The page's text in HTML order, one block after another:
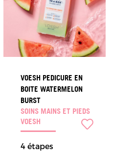
VOESH PEDICURE EN
BOITE WATERMELON
BURST
SOINS MAINS ET PIEDS
VOESH
4 étapes